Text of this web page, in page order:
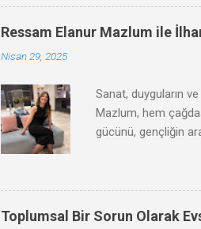
Ressam Elanur Mazlum ile
Nisan 29, 2025
Sanat, duyguların
Mazlum, hem
gücünü, gençliğin
Toplumsal Bir Sorun Olarak